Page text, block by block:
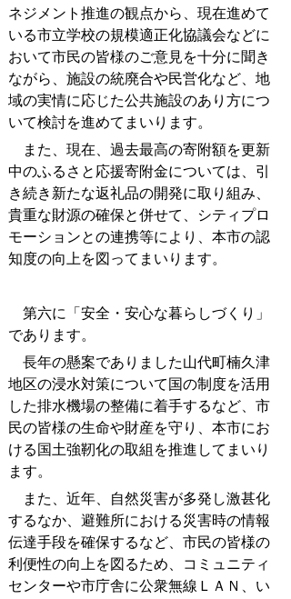
ネジメント推進の観点から、現在進めて
いる市立学校の規模適正化協議会などに
おいて市民の皆様のご意見を十分に聞き
ながら、施設の統廃合や民営化など、地
域の実情に応じた公共施設のあり方につ
いて検討を進めてまいります。
また、現在、過去最高の寄附額を更新
中のふるさと応援寄附金については、引
き続き新たな返礼品の開発に取り組み、
貴重な財源の確保と併せて、シティプロ
モーションとの連携等により、本市の認
知度の向上を図ってまいります。
第六に「安全・安心な暮らしづくり」
であります。
長年の懸案でありました山代町楠久津
地区の浸水対策について国の制度を活用
した排水機場の整備に着手するなど、市
民の皆様の生命や財産を守り、本市にお
ける国土強靭化の取組を推進してまいり
ます。
また、近年、自然災害が多発し激甚化
するなか、避難所における災害時の情報
伝達手段を確保するなど、市民の皆様の
利便性の向上を図るため、コミュニティ
センターや市庁舎に公衆無線ＬＡＮ、い